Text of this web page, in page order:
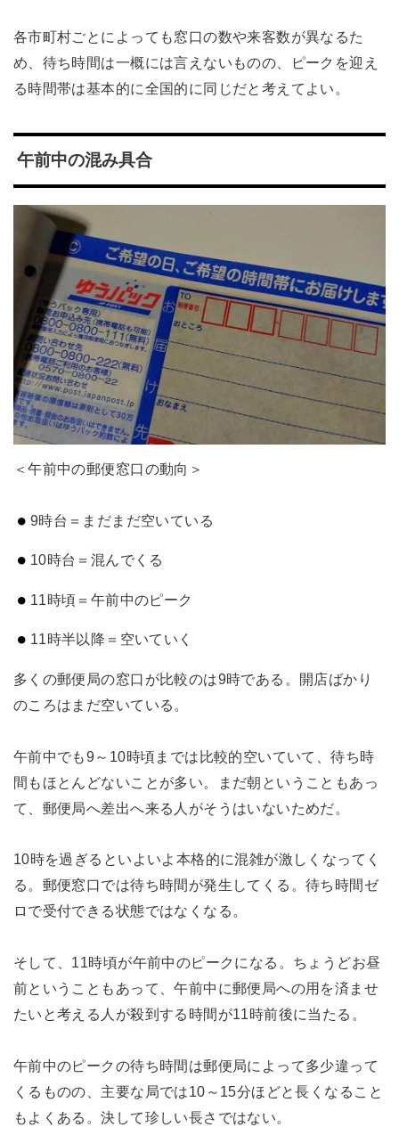
各市町村ごとによっても窓口の数や来客数が異なるた
め、待ち時間は一概には言えないものの、ピークを迎え
る時間帯は基本的に全国的に同じだと考えてよい。
午前中の混み具合
＜午前中の郵便窓口の動向＞
9時台＝まだまだ空いている
10時台＝混んでくる
11時頃＝午前中のピーク
11時半以降＝空いていく
多くの郵便局の窓口が比較のは9時である。開店ばかり
のころはまだ空いている。
午前中でも9～10時頃までは比較的空いていて、待ち時
間もほとんどないことが多い。まだ朝ということもあっ
て、郵便局へ差出へ来る人がそうはいないためだ。
10時を過ぎるといよいよ本格的に混雑が激しくなってく
る。郵便窓口では待ち時間が発生してくる。待ち時間ゼ
ロで受付できる状態ではなくなる。
そして、11時頃が午前中のピークになる。ちょうどお昼
前ということもあって、午前中に郵便局への用を済ませ
たいと考える人が殺到する時間が11時前後に当たる。
午前中のピークの待ち時間は郵便局によって多少違って
くるものの、主要な局では10～15分ほどと長くなること
もよくある。決して珍しい長さではない。